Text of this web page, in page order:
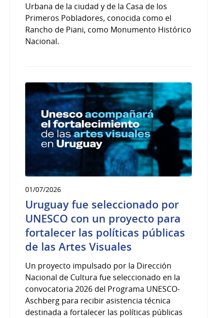
Urbana de la ciudad y de la Casa de los
Primeros Pobladores, conocida como el
Rancho de Piani, como Monumento Histórico
Nacional.
01/07/2026
Uruguay fue seleccionado por
UNESCO con un proyecto para
fortalecer las políticas públicas
de las Artes Visuales
Un proyecto impulsado por la Dirección
Nacional de Cultura fue seleccionado en la
convocatoria 2026 del Programa UNESCO-
Aschberg para recibir asistencia técnica
destinada a fortalecer las políticas públicas